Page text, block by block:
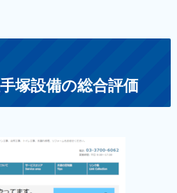
塚設備の総合評価